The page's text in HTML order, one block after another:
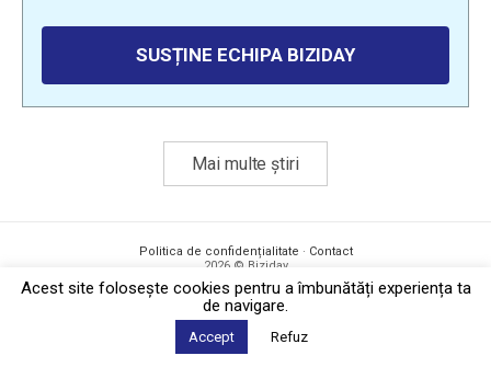
SUSȚINE ECHIPA BIZIDAY
Mai multe știri
Politica de confidențialitate · Contact
2026 © Biziday
Acest site foloseşte cookies pentru a îmbunătăți experiența ta
de navigare.
Accept Refuz